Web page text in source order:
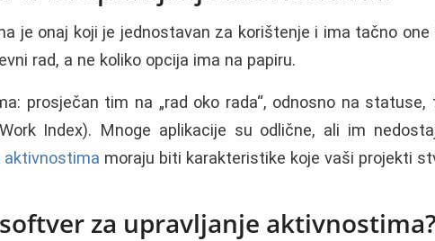
je onaj koji je jednostavan za korištenje i ima tačno
rad, a ne koliko opcija ima na papiru.
prosječan tim na „rad oko rada“, odnosno na
Index). Mnoge aplikacije su odlične, ali im
aktivnostima moraju biti karakteristike koje vaši projekti
za upravljanje